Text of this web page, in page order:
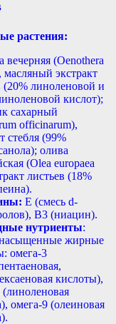
растения:
вечерняя (Oenothera
масляный экстракт
(20% линоленовой и
кислот);
сахарный
officinarum),
стебля (99%
олива
(Olea europaea
листьев (18%
Е (смесь d-
B3 (ниацин).
нутриенты:
жирные
омега-3
кислоты),
(линоленовая
омега-9 (олеиновая